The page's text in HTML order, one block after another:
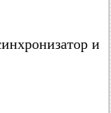
и